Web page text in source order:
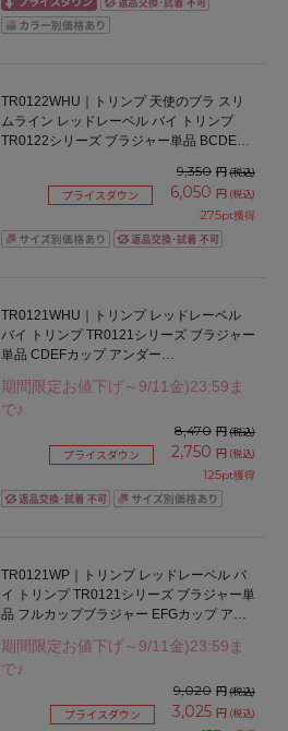
TR0122WHU｜トリンプ 天使のブラ スリ
ムライン レッドレーベル バイ トリンプ
TR0122シリーズ ブラジャー単品 BCDEF
9,350 円(税込)
プライスダウン 6,050 円 (税込)
275pt獲得
TR0121WHU｜トリンプ レッドレーベル
バイ トリンプ TR0121シリーズ ブラジャー
単品 CDEFカップ アンダー
期間限定お値下げ～9/11金)23:59ま
で♪
8,470 円(税込)
プライスダウン 2,750 円 (税込)
125pt獲得
TR0121WP｜トリンプ レッドレーベル バ
イ トリンプ TR0121シリーズ ブラジャー単
品 フルカップブラジャー EFGカップ アン
期間限定お値下げ～9/11金)23:59ま
で♪
9,020 円(税込)
プライスダウン 3,025 円 (税込)